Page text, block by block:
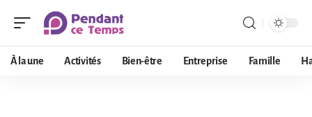
À la une Activités Bien-être Entreprise Famille